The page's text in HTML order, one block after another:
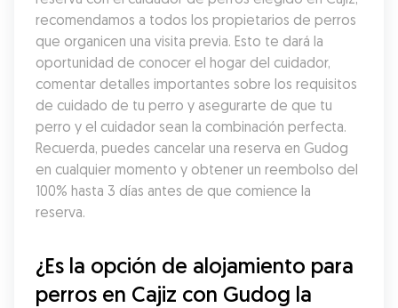
recomendamos a todos los propietarios de perros
que organicen una visita previa. Esto te dará la
oportunidad de conocer el hogar del cuidador,
comentar detalles importantes sobre los requisitos
de cuidado de tu perro y asegurarte de que tu
perro y el cuidador sean la combinación perfecta.
Recuerda, puedes cancelar una reserva en Gudog
en cualquier momento y obtener un reembolso del
100% hasta 3 días antes de que comience la
reserva.
¿Es la opción de alojamiento para
perros en Cajiz con Gudog la